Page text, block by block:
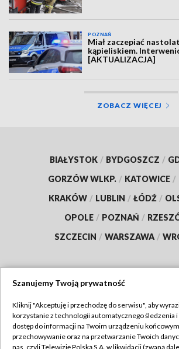
POZNAŃ
Miał zaczepiać
kąpieliskiem.
[AKTUALIZACJA]
ZOBACZ WIĘCEJ
BIAŁYSTOK / BYDGOSZCZ /
GORZÓW WLKP. / KATOWICE /
KRAKÓW / LUBLIN / ŁÓDŹ /
OPOLE / POZNAŃ /
SZCZECIN / WARSZAWA /
TVP
Abonament TVP
Regulamin TVP
Szanujemy Twoją prywatność
Kliknij "Akceptuję i przechodzę do serwisu", aby
korzystanie z technologii automatycznego śledzenia i
dostęp do informacji na Twoim urządzeniu
przechowywanie oraz na przetwarzanie Twoich
nas, czyli Telewizję Polską S.A. w likwidacji (zwaną